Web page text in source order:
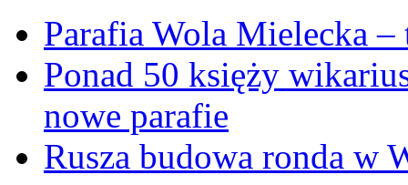
Parafia Wola Mielecka
Ponad 50 księży
nowe parafie
Rusza budowa ronda w